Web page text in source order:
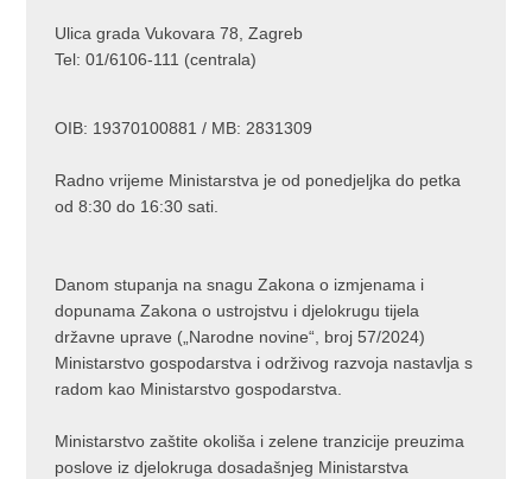
Ulica grada Vukovara 78, Zagreb
Tel: 01/6106-111 (centrala)
OIB: 19370100881 / MB: 2831309
Radno vrijeme Ministarstva je od ponedjeljka do petka
od 8:30 do 16:30 sati.
Danom stupanja na snagu Zakona o izmjenama i
dopunama Zakona o ustrojstvu i djelokrugu tijela
državne uprave („Narodne novine“, broj 57/2024)
Ministarstvo gospodarstva i održivog razvoja nastavlja s
radom kao Ministarstvo gospodarstva.
Ministarstvo zaštite okoliša i zelene tranzicije preuzima
poslove iz djelokruga dosadašnjeg Ministarstva